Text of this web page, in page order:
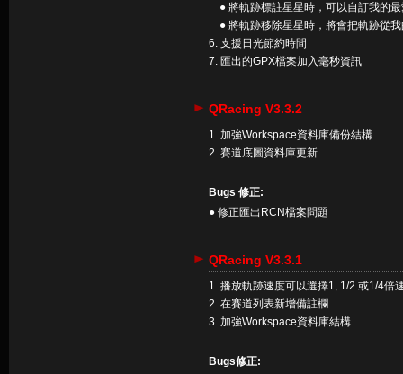
● 將軌跡標註星星時，可以自訂我的
● 將軌跡移除星星時，將會把軌跡從
6. 支援日光節約時間
7. 匯出的GPX檔案加入毫秒資訊
QRacing V3.3.2
1. 加強Workspace資料庫備份結構
2. 賽道底圖資料庫更新
Bugs 修正:
● 修正匯出RCN檔案問題
QRacing V3.3.1
1. 播放軌跡速度可以選擇1, 1/2 或1/4倍
2. 在賽道列表新增備註欄
3. 加強Workspace資料庫結構
Bugs修正: